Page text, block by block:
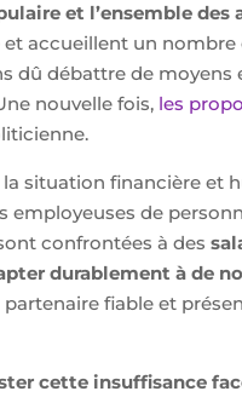
et l’ensemble
accueillent un
dû débattre de
nouvelle fois, les
la situation financière et
employeuses de
confrontées à des
durablement à de
fiable et
cette insuffisance